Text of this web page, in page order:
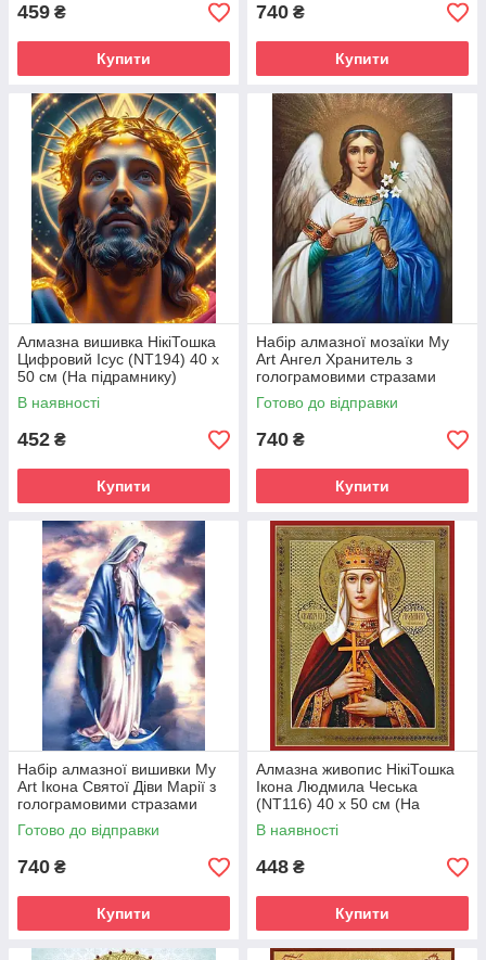
459 ₴
Купити
740 ₴
Купити
Алмазна вишивка НікіТошка
Цифровий Ісус (NT194) 40 х
50 см (На підрамнику)
В наявності
452 ₴
Купити
Набір алмазної мозаїки My
Art Ангел Хранитель з
голограмовими стразами
(MRT-TNG940) 40 х 50 см
(На підрамнику)
Готово до відправки
740 ₴
Купити
Набір алмазної вишивки My
Art Ікона Святої Діви Марії з
голограмовими стразами
(MRT-TNG901) 40 х 50 см
(На підрамнику)
Готово до відправки
740 ₴
Купити
Алмазна живопис НікіТошка
Ікона Людмила Чеська
(NT116) 40 х 50 см (На
підрамнику)
В наявності
448 ₴
Купити